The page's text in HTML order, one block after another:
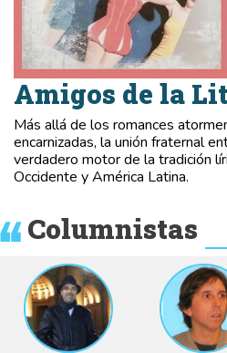
Amigos de la
Más allá de los romances
encarnizadas, la unión fraternal
verdadero motor de la tradición
Occidente y América Latina.
Columnistas